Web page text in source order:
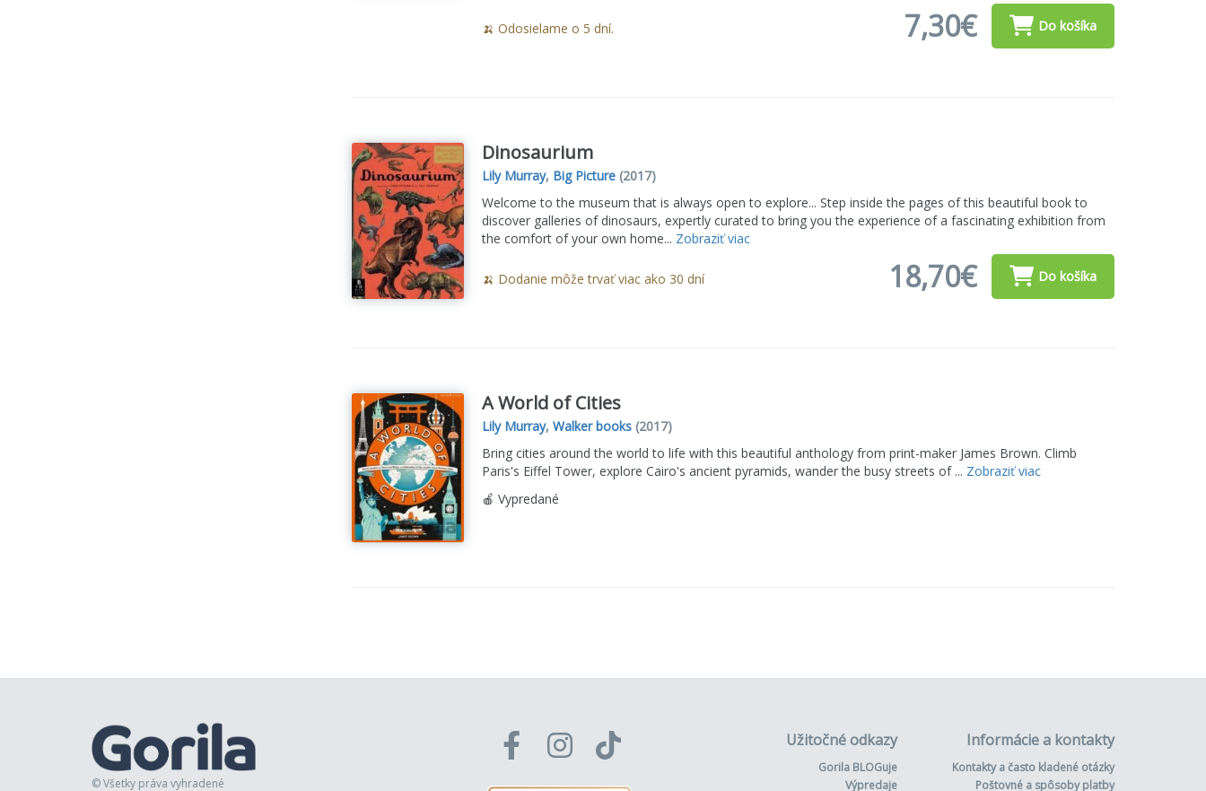
🍌 Odosielame o 5 dní. 7,30€ Do košíka
Dinosaurium
Lily Murray, Big Picture(2017)
Welcome to the museum that is always open to explore... Step inside the pages of this beautiful book to
discover galleries of dinosaurs, expertly curated to bring you the experience of a fascinating exhibition from
the comfort of your own home... Zobraziť viac
🍌 Dodanie môže trvať viac ako 30 dní 18,70€ Do košíka
A World of Cities
Lily Murray, Walker books(2017)
Bring cities around the world to life with this beautiful anthology from print-maker James Brown. Climb
Paris's Eiffel Tower, explore Cairo's ancient pyramids, wander the busy streets of ... Zobraziť viac
🍎 Vypredané
© Všetky práva vyhradené
Užitočné odkazy
Gorila BLOGuje
Výpredaje
Informácie a kontakty
Kontakty a často kladené otázky
Poštovné a spôsoby platby